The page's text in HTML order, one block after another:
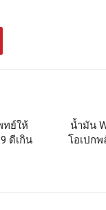
ทย์ให้
ดีเกิน
น้ำมัน
โอเปก